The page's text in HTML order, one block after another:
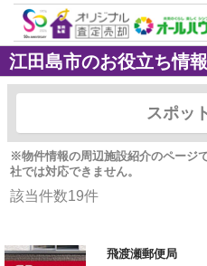
江田島市のお役立ち情
スポッ
※物件情報の周辺施設紹介のページ
社では対応できません。
該当件数19件
飛渡瀬郵便局